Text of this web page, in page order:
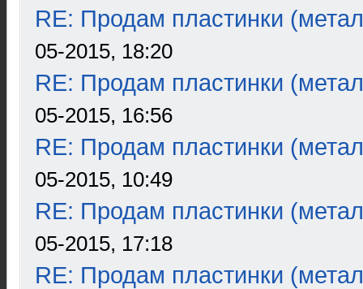
RE: Продам пластинки
05-2015, 18:20
RE: Продам пластинки
05-2015, 16:56
RE: Продам пластинки
05-2015, 10:49
RE: Продам пластинки
05-2015, 17:18
RE: Продам пластинки